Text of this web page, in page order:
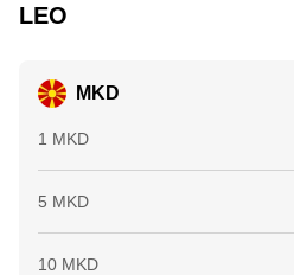
LEO
MKD
1 MKD
5 MKD
10 MKD